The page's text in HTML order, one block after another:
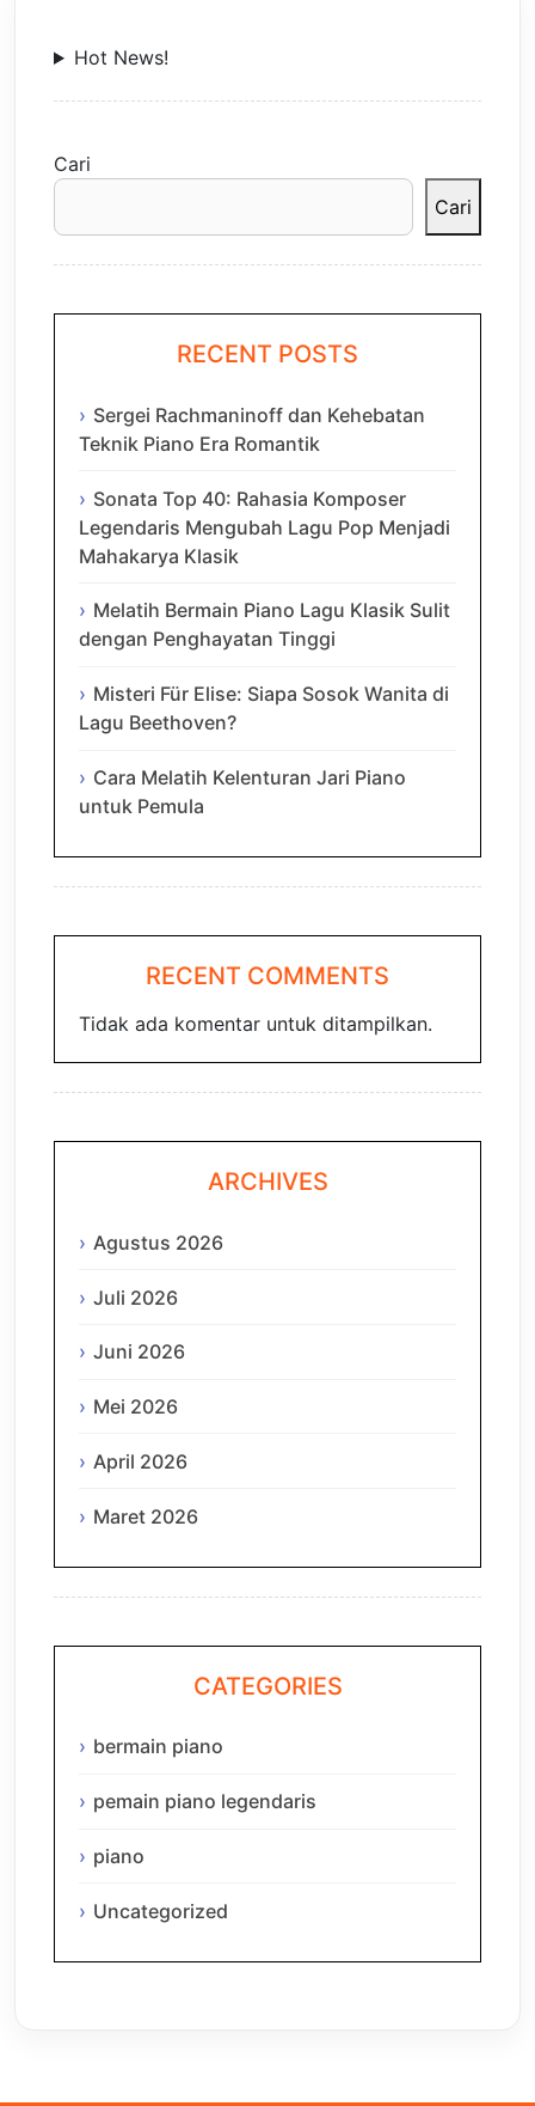
Hot News!
Cari
Cari
RECENT POSTS
Sergei Rachmaninoff dan Kehebatan
Teknik Piano Era Romantik
Sonata Top 40: Rahasia Komposer
Legendaris Mengubah Lagu Pop Menjadi
Mahakarya Klasik
Melatih Bermain Piano Lagu Klasik Sulit
dengan Penghayatan Tinggi
Misteri Für Elise: Siapa Sosok Wanita di
Lagu Beethoven?
Cara Melatih Kelenturan Jari Piano
untuk Pemula
RECENT COMMENTS
Tidak ada komentar untuk ditampilkan.
ARCHIVES
Agustus 2026
Juli 2026
Juni 2026
Mei 2026
April 2026
Maret 2026
CATEGORIES
bermain piano
pemain piano legendaris
piano
Uncategorized